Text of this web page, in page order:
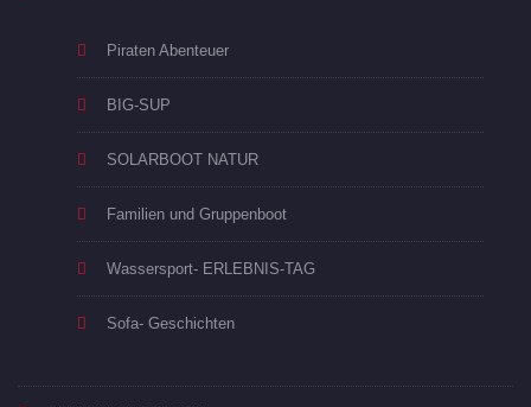
Piraten Abenteuer
BIG-SUP
SOLARBOOT NATUR
Familien und Gruppenboot
Wassersport- ERLEBNIS-TAG
Sofa- Geschichten